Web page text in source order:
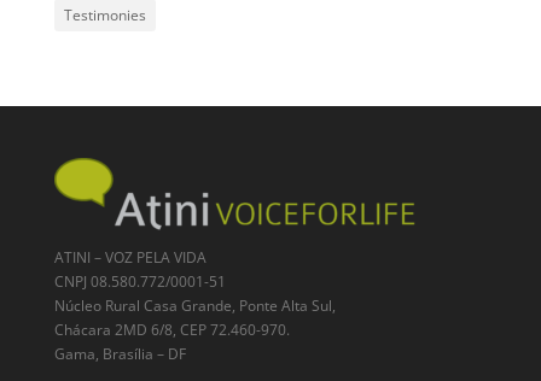
Testimonies
ATINI – VOZ PELA VIDA
CNPJ 08.580.772/0001-51
Núcleo Rural Casa Grande, Ponte Alta Sul,
Chácara 2MD 6/8, CEP 72.460-970.
Gama, Brasília – DF